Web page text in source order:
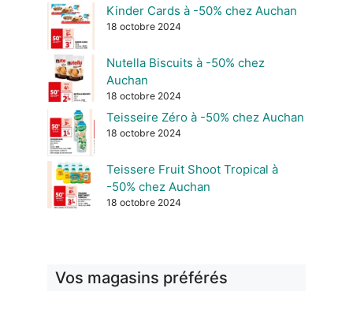
Kinder Cards à -50% chez Auchan
18 octobre 2024
Nutella Biscuits à -50% chez
Auchan
18 octobre 2024
Teisseire Zéro à -50% chez Auchan
18 octobre 2024
Teissere Fruit Shoot Tropical à
-50% chez Auchan
18 octobre 2024
Vos magasins préférés